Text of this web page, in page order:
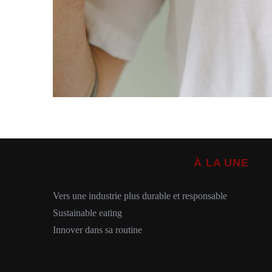
À LA UNE
Vers une industrie plus durable et responsable
Sustainable eating
Innover dans sa routine